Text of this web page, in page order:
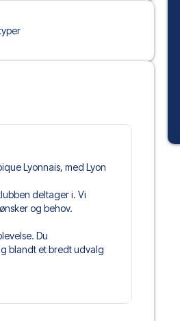
Lyonnais, med Lyon
deltager i. Vi
og behov.
Du
blandt et bredt udvalg
billetten. Det kan